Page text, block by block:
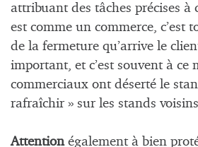
attribuant des tâches précises à
est comme un commerce, c’est
de la fermeture qu’arrive le
important, et c’est souvent à ce
commerciaux ont déserté le
rafraîchir » sur les stands
Attentionégalement à bien